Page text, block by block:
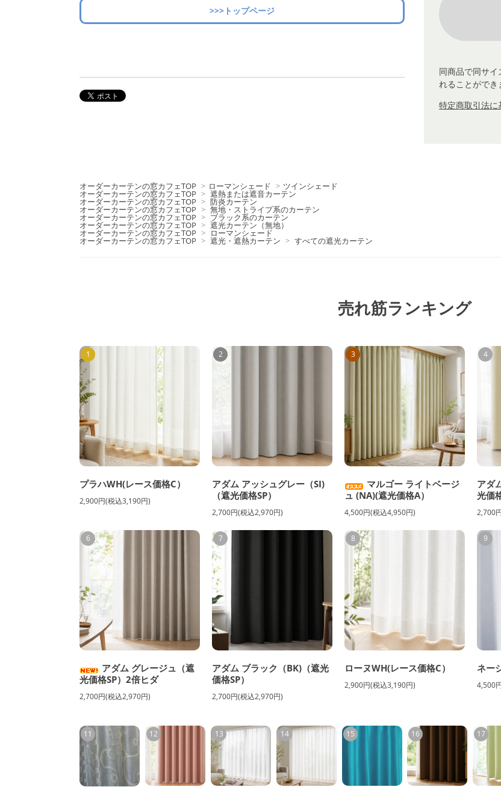
>>>トップページ
同商品で同サ
れることができ
特定商取引法に
オーダーカーテンの窓カフェTOP > ローマンシェード > ツインシェード
オーダーカーテンの窓カフェTOP > 遮熱または遮音カーテン
オーダーカーテンの窓カフェTOP > 防炎カーテン
オーダーカーテンの窓カフェTOP > 無地・ストライプ系のカーテン
オーダーカーテンの窓カフェTOP > ブラック系のカーテン
オーダーカーテンの窓カフェTOP > 遮光カーテン（無地）
オーダーカーテンの窓カフェTOP > ローマンシェード
オーダーカーテンの窓カフェTOP > 遮光・遮熱カーテン > すべての遮光カーテン
売れ筋ランキング
1
プラハWH(レース価格C）
2,900円(税込3,190円)
2
アダム アッシュグレー（SI)
（遮光価格SP）
2,700円(税込2,970円)
3
マルゴー ライトベージ
ュ (NA)(遮光価格A）
4,500円(税込4,950円)
4
アダ
光価
2,700
6
アダム グレージュ（遮
光価格SP）2倍ヒダ
2,700円(税込2,970円)
7
アダム ブラック（BK)（遮光
価格SP）
2,700円(税込2,970円)
8
ローヌWH(レース価格C）
2,900円(税込3,190円)
9
ネー
4,500
11 12 13 14 15 16 17